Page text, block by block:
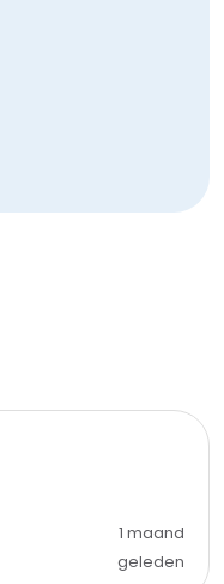
1 maand
geleden